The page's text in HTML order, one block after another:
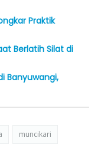
Praktik
Berlatih Silat di
Banyuwangi,
muncikari